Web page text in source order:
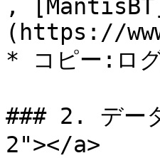
,
(https://
* コピー:ログ
### 2. デー
2"></a>